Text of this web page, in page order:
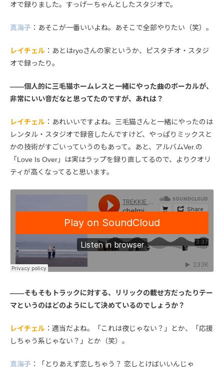
オで録りました。すっげーちゃんとしたスタジオで。
真海子 ：あそこが一番いいよね。あそこで全部やりたい（笑）。
レイチェル ：あとはryoさんの家というか、ピスタチオ・スタジ
オで録ったり。
――個人的に三毛猫ホームレスと一緒にやった曲のボーカルが、
非常にいい音だなと思ってたのですが、あれは？
レイチェル ：あれいいですよね。三毛猫さんと一緒にやったのは
レンタル・スタジオで録音したんですけど、やっぱりミックスと
かの技術がすごいっていうのもあって。あと、アルバムVer.の
「Love Is Over」は実はラップを録り直してるので、よりクオリ
ティが高くなってると思います。
――そもそもトラックに対する、リリックの載せ方だったりテー
マというのはどのようにして決めているのでしょうか？
レイチェル ：適当だよね。「これは夜じゃない？」とか、「応援
しちゃう系じゃない？」とか（笑）。
真海子 ：「とりあえず恋しちゃう？ 恋しとけばいいんじゃ